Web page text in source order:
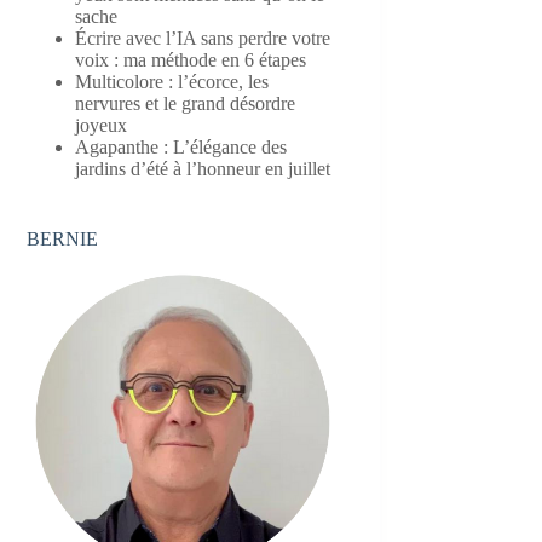
sache
Écrire avec l’IA sans perdre votre
voix : ma méthode en 6 étapes
Multicolore : l’écorce, les
nervures et le grand désordre
joyeux
Agapanthe : L’élégance des
jardins d’été à l’honneur en juillet
BERNIE